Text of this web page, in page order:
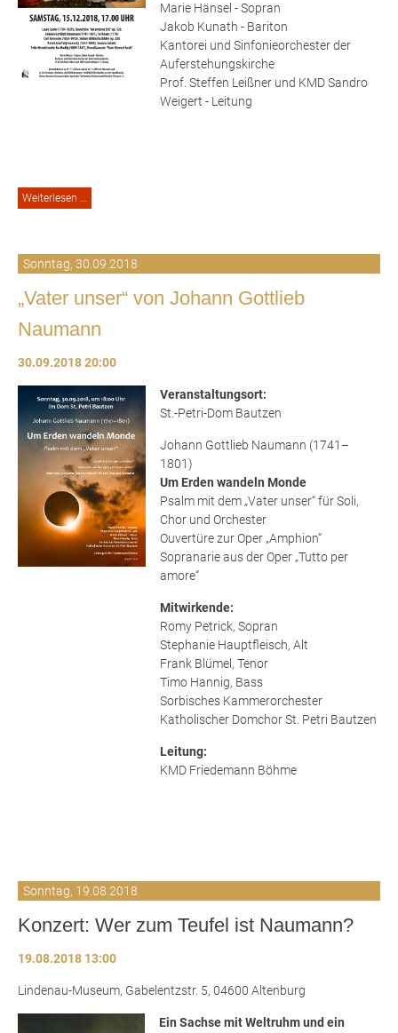
Marie Hänsel - Sopran
Jakob Kunath - Bariton
Kantorei und Sinfonieorchester der
Auferstehungskirche
Prof. Steffen Leißner und KMD Sandro
Weigert - Leitung
Weiterlesen …
Sonntag, 30.09.2018
„Vater unser“ von Johann Gottlieb
Naumann
30.09.2018 20:00
Veranstaltungsort:
St.-Petri-Dom Bautzen
Johann Gottlieb Naumann (1741–
1801)
Um Erden wandeln Monde
Psalm mit dem „Vater unser“ für Soli,
Chor und Orchester
Ouvertüre zur Oper „Amphion“
Sopranarie aus der Oper „Tutto per
amore“
Mitwirkende:
Romy Petrick, Sopran
Stephanie Hauptfleisch, Alt
Frank Blümel, Tenor
Timo Hannig, Bass
Sorbisches Kammerorchester
Katholischer Domchor St. Petri Bautzen
Leitung:
KMD Friedemann Böhme
Sonntag, 19.08.2018
Konzert: Wer zum Teufel ist Naumann?
19.08.2018 13:00
Lindenau-Museum, Gabelentzstr. 5, 04600 Altenburg
Ein Sachse mit Weltruhm und ein